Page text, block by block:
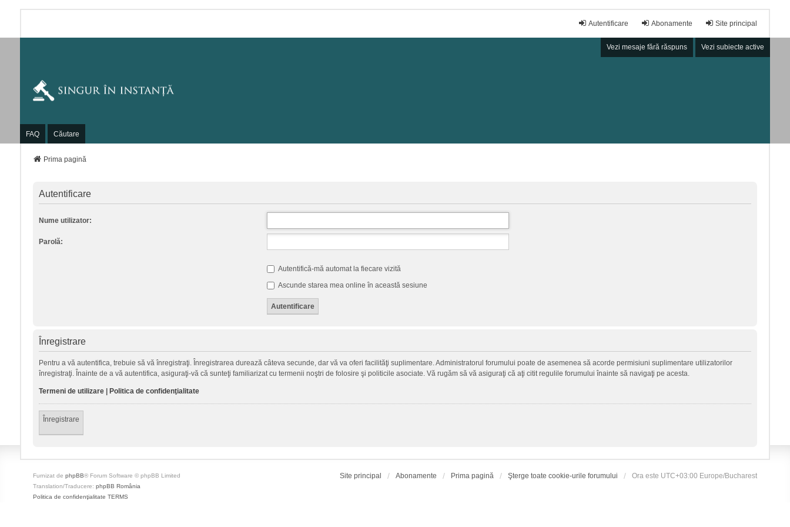
Site principal
Abonamente
Autentificare
Vezi mesaje fără răspuns Vezi subiecte active
FAQ Căutare
Prima pagină
Autentificare
Nume utilizator:
Parolă:
Autentifică-mă automat la fiecare vizită
Ascunde starea mea online în această sesiune
Înregistrare
Pentru a vă autentifica, trebuie să vă înregistraţi. Înregistrarea durează câteva secunde, dar vă va oferi facilităţi suplimentare. Administratorul forumului poate de asemenea să acorde permisiuni suplimentare utilizatorilor
înregistraţi. Înainte de a vă autentifica, asiguraţi-vă că sunteţi familiarizat cu termenii noştri de folosire şi politicile asociate. Vă rugăm să vă asiguraţi că aţi citit regulile forumului înainte să navigaţi pe acesta.
Termeni de utilizare| Politica de confidenţialitate
Înregistrare
Site principal Abonamente Prima pagină Şterge toate cookie-urile forumului Ora este UTC+03:00 Europe/Bucharest
Furnizat de phpBB® Forum Software © phpBB Limited
Translation/Traducere: phpBB România
Politica de confidenţialitate TERMS